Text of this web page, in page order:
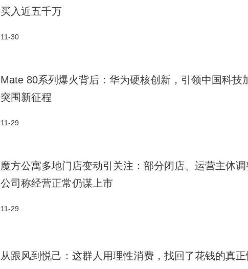
买入近五千万
11-30
Mate 80系列爆火背后：华为硬核创新，引领中国科技
突围新征程
11-29
魔方公寓多地门店变动引关注：部分闭店、运营主体调
公司称经营正常仍谋上市
11-29
从跟风到悦己：这群人用理性消费，找回了花钱的真